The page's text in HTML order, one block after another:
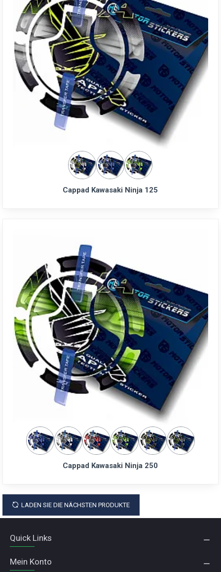
Cappad Kawasaki Ninja 125
Cappad Kawasaki Ninja 250
LADEN SIE DIE NÄCHSTEN PRODUKTE
Quick Links
Mein Konto